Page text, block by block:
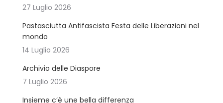
27 Luglio 2026
Pastasciutta Antifascista Festa delle Liberazioni nel
mondo
14 Luglio 2026
Archivio delle Diaspore
7 Luglio 2026
Insieme c’è une bella differenza